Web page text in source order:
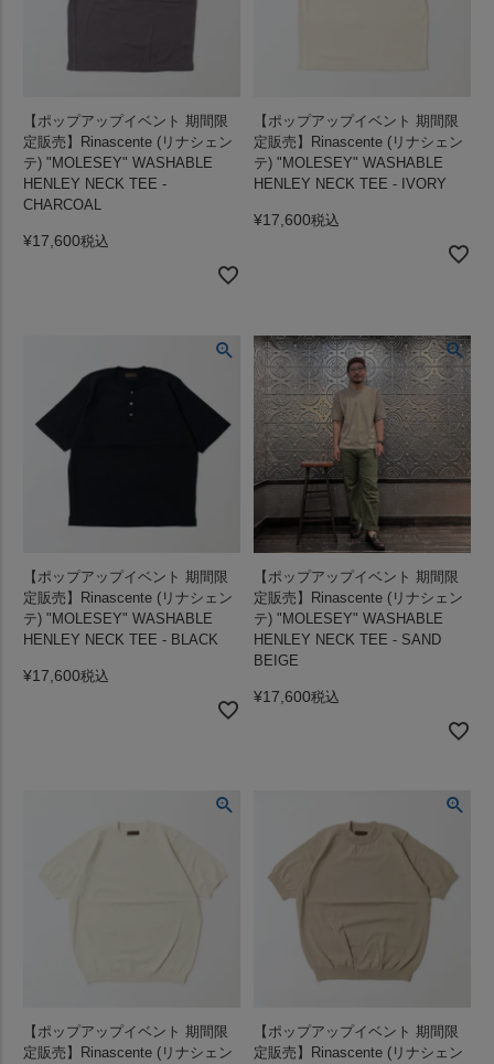
【ポップアップイベント 期間限
定販売】Rinascente (リナシェン
テ) "MOLESEY" WASHABLE
HENLEY NECK TEE -
CHARCOAL
¥17,600税込
【ポップアップイベント 期間限
定販売】Rinascente (リナシェン
テ) "MOLESEY" WASHABLE
HENLEY NECK TEE - IVORY
¥17,600税込
【ポップアップイベント 期間限
定販売】Rinascente (リナシェン
テ) "MOLESEY" WASHABLE
HENLEY NECK TEE - BLACK
¥17,600税込
【ポップアップイベント 期間限
定販売】Rinascente (リナシェン
テ) "MOLESEY" WASHABLE
HENLEY NECK TEE - SAND
BEIGE
¥17,600税込
【ポップアップイベント 期間限
定販売】Rinascente (リナシェン
【ポップアップイベント 期間限
定販売】Rinascente (リナシェン